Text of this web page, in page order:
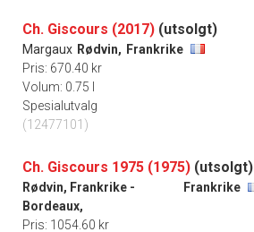
Ch. Giscours (2017) (utsolgt)
Margaux Rødvin, Frankrike
Pris: 670.40 kr
Volum: 0.75 l
Spesialutvalg
(12477101)
Ch. Giscours 1975 (1975) (utsolgt)
Rødvin, Frankrike -
Bordeaux,
Frankrike
Pris: 1054.60 kr